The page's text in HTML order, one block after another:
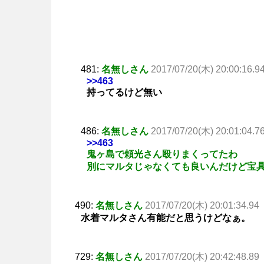
481: 名無しさん 2017/07/20(木)
>>463
持ってるけど無い
486: 名無しさん 2017/07/20(木) 20:01:04.76
>>463
鬼ヶ島で頼光さん殴りまくってたわ
別にマルタじゃなくても良いんだけど宝
490: 名無しさん 2017/07/20(木) 20:01:34.94
水着マルタさん有能だと思うけどなぁ。
729: 名無しさん 2017/07/20(木) 20:42:48.89